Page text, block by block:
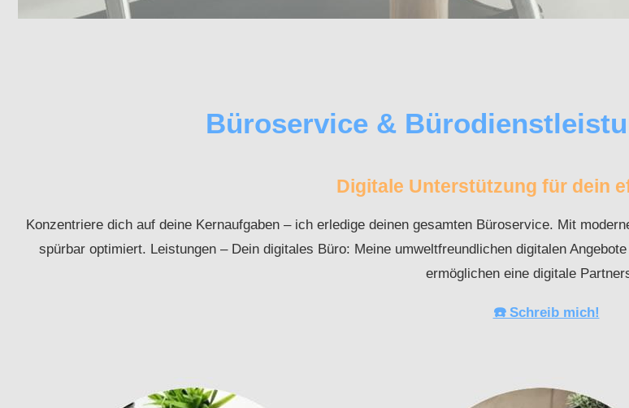
Büroservice &
Digitale Unterstützung für dein
Konzentriere dich auf deine Kernaufgaben – ich erledige deinen gesamten Büroservice. Mit
spürbar optimiert. Leistungen – Dein digitales Büro: Meine umweltfreundlichen digitalen
ermöglichen eine digitale
☎️ Schreib mich!